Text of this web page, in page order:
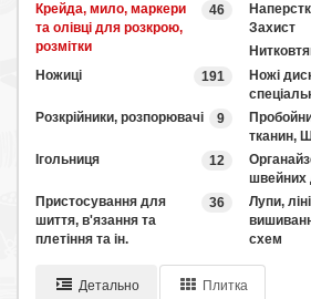
46
Крейда, мило, маркери
та олівці для розкрою,
розмітки
Захист
191
Ножиці
Ножі
9
Розкрійники, розпорювачі
тканин,
12
Ігольниця
швейних
36
Пристосування для
шиття, в'язання та
плетіння та ін.
Лупи,
схем
Детально Плитка